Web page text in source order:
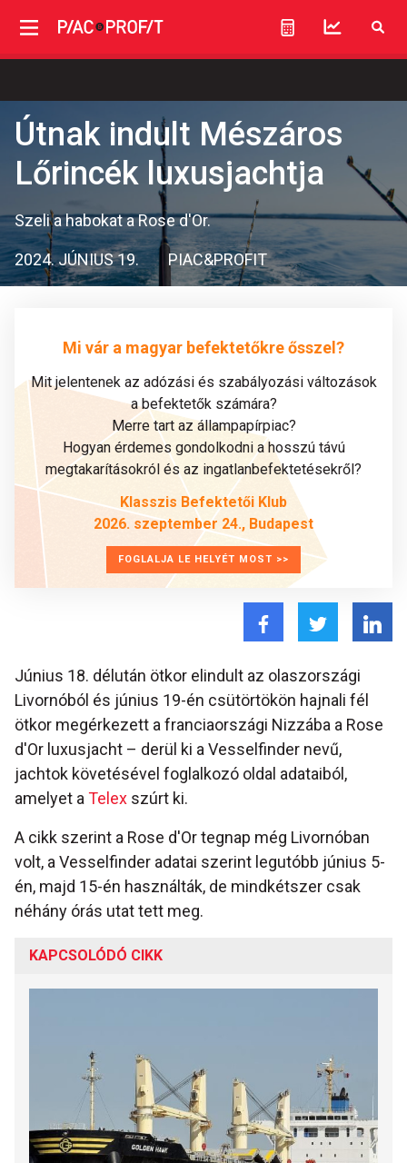
Útnak indult Mészáros
Lőrincék luxusjachtja
Szeli a habokat a Rose d'Or.
2024. JÚNIUS 19. PIAC&PROFIT
Mi vár a magyar befektetőkre ősszel?
Mit jelentenek az adózási és szabályozási változások
a befektetők számára?
Merre tart az állampapírpiac?
Hogyan érdemes gondolkodni a hosszú távú
megtakarításokról és az ingatlanbefektetésekről?
Klasszis Befektetői Klub
2026. szeptember 24., Budapest
FOGLALJA LE HELYÉT MOST >>
Június 18. délután ötkor elindult az olaszországi
Livornóból és június 19-én csütörtökön hajnali fél
ötkor megérkezett a franciaországi Nizzába a Rose
d'Or luxusjacht – derül ki a Vesselfinder nevű,
jachtok követésével foglalkozó oldal adataiból,
amelyet aTelex szúrt ki.
A cikk szerint a Rose d'Or tegnap még Livornóban
volt, a Vesselfinder adatai szerint legutóbb június 5-
én, majd 15-én használták, de mindkétszer csak
néhány órás utat tett meg.
KAPCSOLÓDÓ CIKK